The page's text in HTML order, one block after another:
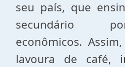
seu país, que
secundário
econômicos.
lavoura de café,